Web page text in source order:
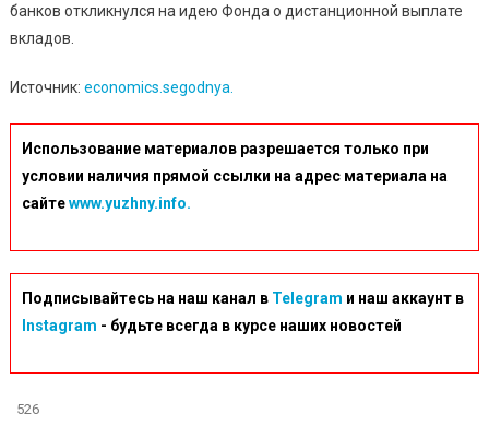
банков откликнулся на идею Фонда о дистанционной выплате
вкладов.
Источник: economics.segodnya.
Использование материалов разрешается только при
условии наличия прямой ссылки на адрес материала на
сайтеwww.yuzhny.info.
Подписывайтесь на наш канал в Telegram и наш аккаунт в
Instagram - будьте всегда в курсе наших новостей
526